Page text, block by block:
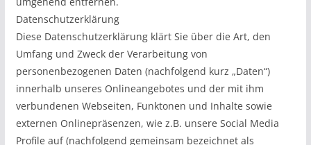
Datenschutzerklärung
Diese Datenschutzerklärung klärt Sie über die Art, den
Umfang und Zweck der Verarbeitung von
personenbezogenen Daten (nachfolgend kurz „Daten“)
innerhalb unseres Onlineangebotes und der mit ihm
verbundenen Webseiten, Funktonen und Inhalte sowie
externen Onlinepräsenzen, wie z.B. unsere Social Media
Profile auf (nachfolgend gemeinsam bezeichnet als